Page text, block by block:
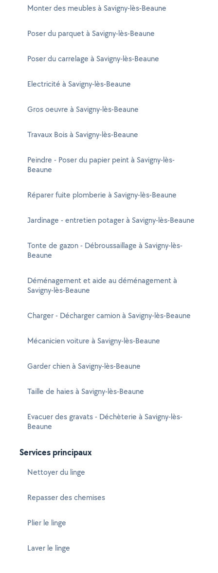
Monter des meubles à Savigny-lès-Beaune
Poser du parquet à Savigny-lès-Beaune
Poser du carrelage à Savigny-lès-Beaune
Electricité à Savigny-lès-Beaune
Gros oeuvre à Savigny-lès-Beaune
Travaux Bois à Savigny-lès-Beaune
Peindre - Poser du papier peint à Savigny-lès-
Beaune
Réparer fuite plomberie à Savigny-lès-Beaune
Jardinage - entretien potager à Savigny-lès-Beaune
Tonte de gazon - Débroussaillage à Savigny-lès-
Beaune
Déménagement et aide au déménagement à
Savigny-lès-Beaune
Charger - Décharger camion à Savigny-lès-Beaune
Mécanicien voiture à Savigny-lès-Beaune
Garder chien à Savigny-lès-Beaune
Taille de haies à Savigny-lès-Beaune
Evacuer des gravats - Déchèterie à Savigny-lès-
Beaune
Services principaux
Nettoyer du linge
Repasser des chemises
Plier le linge
Laver le linge